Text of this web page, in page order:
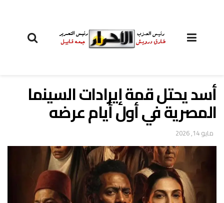
أسد يحتل قمة إيرادات السينما
المصرية في أول أيام عرضه
مايو 14, 2026